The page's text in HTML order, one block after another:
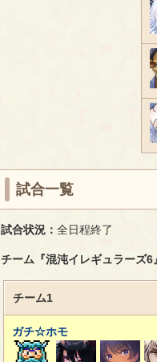
試合一覧
試合状況： 全日程終了
チーム『混沌イレギュラーズ6
チーム1
ガチ☆ホモ